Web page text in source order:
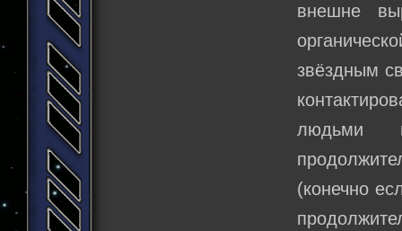
внешне
звёздным
людьми
(конечно